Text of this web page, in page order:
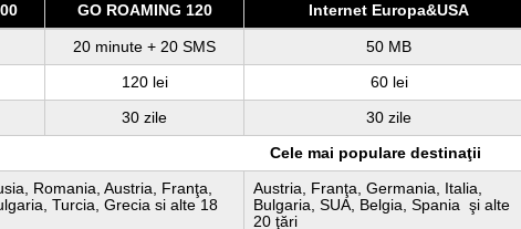
GO ROAMING 120 Internet Europa&USA
20 minute + 20 SMS 50 MB
120 lei 60 lei
30 zile 30 zile
Cele mai populare destinaţii
Romania, Austria, Franţa,
Turcia, Grecia si alte 18
Austria, Franţa, Germania, Italia,
Bulgaria, SUA, Belgia, Spania şi alte
20 ţări